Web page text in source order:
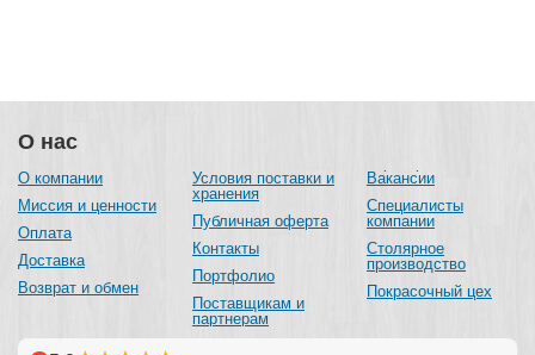
О нас
О компании
Миссия и ценности
Оплата
Доставка
Возврат и обмен
Условия поставки и
хранения
Публичная оферта
Контакты
Портфолио
Поставщикам и
партнерам
Вакансии
Специалисты
компании
Столярное
производство
Покрасочный цех